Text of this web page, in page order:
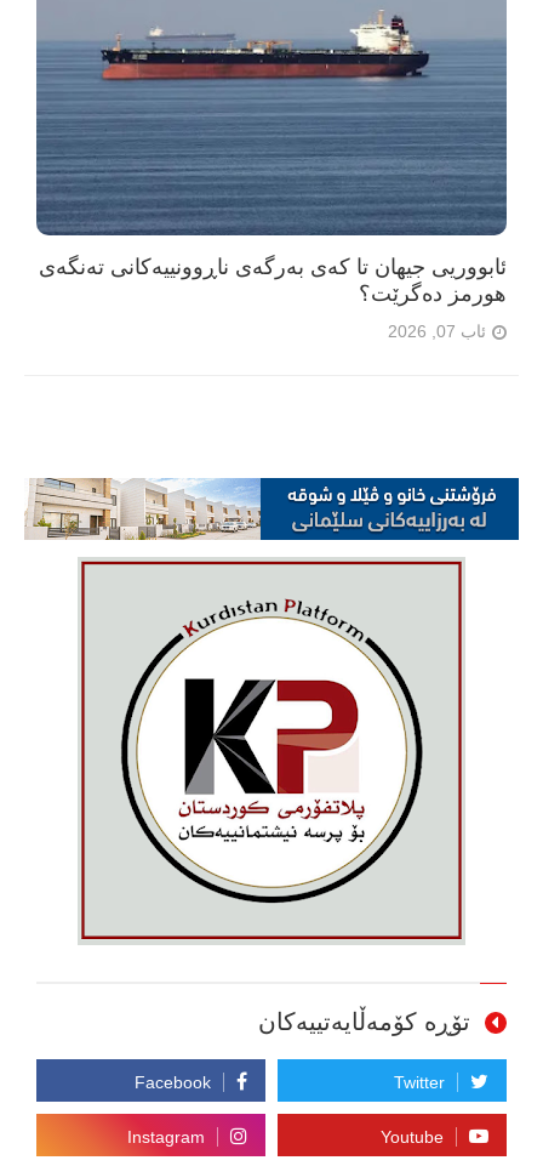
ئابووریی جیهان تا کەی بەرگەی ناڕوونییەکانی تەنگەی
هورمز دەگرێت؟
ئاب 07, 2026
تۆڕە کۆمەڵایەتییەکان